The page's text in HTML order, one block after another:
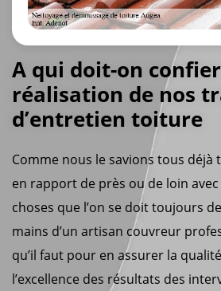
A qui doit-on
réalisation de nos
d’entretien toiture
Comme nous le savions tous déjà
en rapport de près ou de loin
choses que l’on se doit toujours
mains d’un artisan couvreur
qu’il faut pour en assurer la
l’excellence des résultats des